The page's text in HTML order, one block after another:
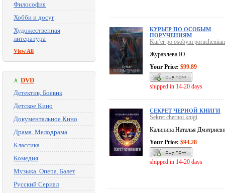
Философия
Хобби и досуг
Художественная
литература
View All
DVD
Детектив, Боевик
Детское Кино
Документальное Кино
Драма. Мелодрама
Классика
Комедия
Музыка. Опера. Балет
Русский Сериал
КУРЬЕР ПО ОСОБЫМ
ПОРУЧЕНИЯМ
Kur'er po osobym
Журавлева Ю.
Your Price: $99.89
shipped in 14-20 days
СЕКРЕТ ЧЕРНОЙ КНИГИ
Sekret chernoi knigi
Калинина Наталья
Your Price: $94.28
shipped in 14-20 days